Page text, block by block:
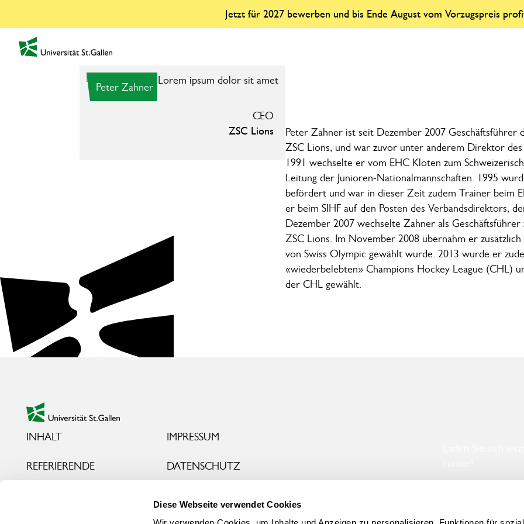
Diese Webseite verwendet Cookies
Jetzt für 2027 bewerben und bis Ende August vom Vorzugspreis
zur Startseite
Peter Zahner
CEO
ZSC Lions
Peter Zahner ist seit Dezember 2007
ZSC Lions, und war zuvor unter anderem Direktor des
1991 wechselte er vom EHC Kloten zum
Leitung der Junioren-National­mann­schaf­ten. 1995
befördert und war in dieser Zeit zudem Trainer beim
er beim SIHF auf den Posten des Ver­bands­direk­tors,
Dezember 2007 wechselte Zahner als
ZSC Lions. Im November 2008 übernahm er
von Swiss Olympic gewählt wurde. 2013 wurde er
«wieder­belebten» Champions Hockey League (CHL)
der CHL gewählt.
zur Startseite
INHALT
REFERIERENDE
IMPRESSUM
DATENSCHUTZ